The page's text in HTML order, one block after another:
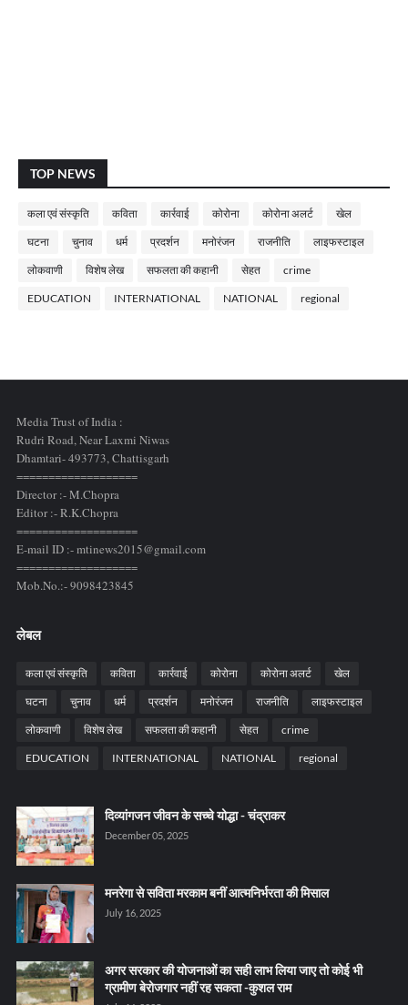
TOP NEWS
कला एवं संस्कृति कविता कार्रवाई कोरोना कोरोना अलर्ट खेल
घटना चुनाव धर्म प्रदर्शन मनोरंजन राजनीति लाइफस्टाइल
लोकवाणी विशेष लेख सफलता की कहानी सेहत crime
EDUCATION INTERNATIONAL NATIONAL regional
Media Trust of India :
Rudri Road, Near Laxmi Niwas
Dhamtari- 493773,Chattisgarh
===================
Director :- M.Chopra
Editor :- R.K.Chopra
===================
E-mail ID :- mtinews2015@gmail.com
===================
Mob.No.:- 9098423845
लेबल
कला एवं संस्कृति कविता कार्रवाई कोरोना कोरोना अलर्ट खेल
घटना चुनाव धर्म प्रदर्शन मनोरंजन राजनीति लाइफस्टाइल
लोकवाणी विशेष लेख सफलता की कहानी सेहत crime
EDUCATION INTERNATIONAL NATIONAL regional
दिव्यांगजन जीवन के सच्चे योद्धा - चंद्राकर
December 05, 2025
मनरेगा से सविता मरकाम बनीं आत्मनिर्भरता की मिसाल
July 16, 2025
अगर सरकार की योजनाओं का सही लाभ लिया जाए तो कोई भी
ग्रामीण बेरोजगार नहीं रह सकता -कुशल राम